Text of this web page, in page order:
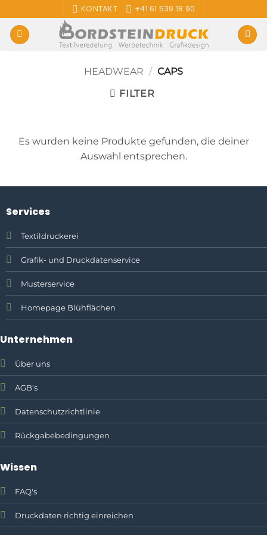
Inhalt
springen
KONTAKT +41 61 539 18 90
HEADWEAR / CAPS
FILTER
Es wurden keine Produkte gefunden, die deiner
Auswahl entsprechen.
Services
Textildruckerei
Grafik- und Druckdatenservice
Musterservice
Homepage Blühflächen
Unternehmen
Über uns
AGB's
Datenschutzrichtlinie
Rückgabebedingungen
Wissen
FAQ's
Druckdaten richtig einreichen